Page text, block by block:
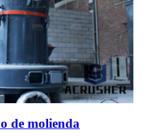
de molienda